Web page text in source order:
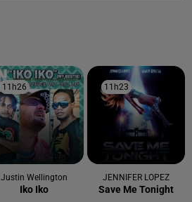
11h26
11h26
Justin Wellington
Iko Iko
11h23
11h23
JENNIFER LOPEZ
Save Me Tonight